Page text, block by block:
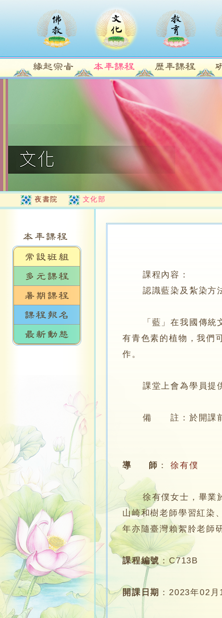
夜書院 文化部
課程內容：
認識藍染及紮染方
「藍」在我國傳統文
有青色素的植物，我們
作。
課堂上會為學員提供
備 註：於開課前14
導 師 ： 徐有僕
徐有僕女士，畢業於
山崎和樹老師學習紅染
年亦隨臺灣賴絮朎老師
課程編號 ：C713B
開課日期 ：2023年02月